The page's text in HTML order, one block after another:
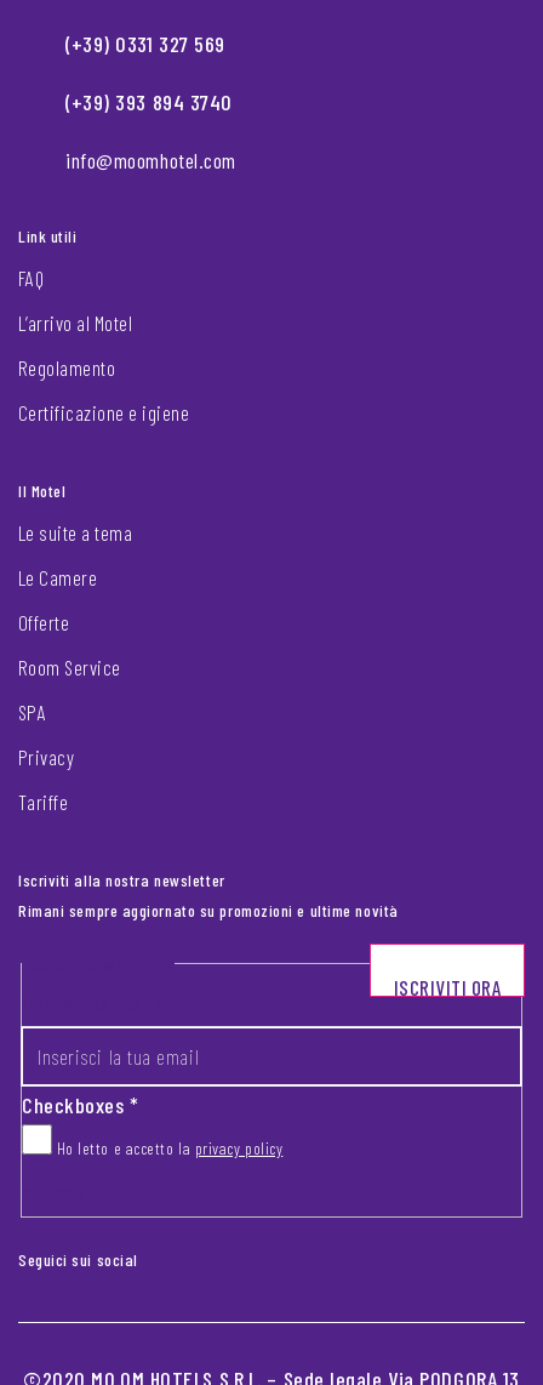
(+39) 0331 327 569
(+39) 393 894 3740
info@moomhotel.com
Link utili
FAQ
L’arrivo al Motel
Regolamento
Certificazione e igiene
Il Motel
Le suite a tema
Le Camere
Offerte
Room Service
SPA
Privacy
Tariffe
Iscriviti alla nostra newsletter
Rimani sempre aggiornato su promozioni e ultime novità
Footer newsletter
Checkboxes*
Ho letto e accetto la privacy policy
ISCRIVITI ORA
Seguici sui social
©2020 MO.OM HOTELS S.R.L. – Sede legale Via PODGORA 13